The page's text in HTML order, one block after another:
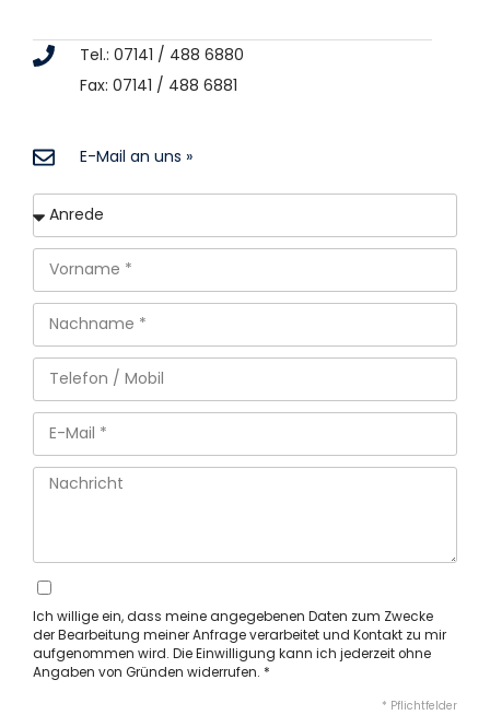
Tel.: 07141 / 488 6880
Fax: 07141 / 488 6881
E-Mail an uns »
Ich willige ein, dass meine angegebenen Daten zum Zwecke
der Bearbeitung meiner Anfrage verarbeitet und Kontakt zu mir
aufgenommen wird. Die Einwilligung kann ich jederzeit ohne
Angaben von Gründen widerrufen. *
* Pflichtfelder